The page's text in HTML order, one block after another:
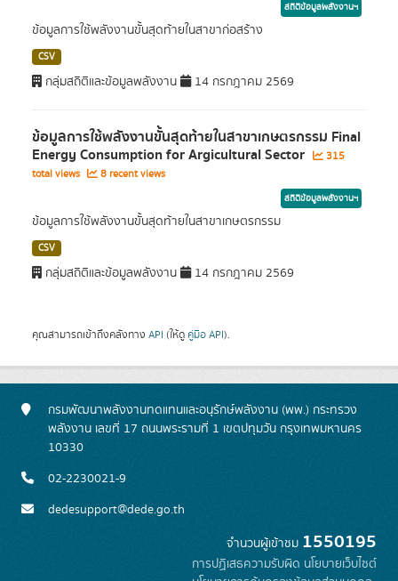
สถิติข้อมูลพลังงานฯ
ข้อมูลการใช้พลังงานขั้นสุดท้ายในสาขาก่อสร้าง
CSV
กลุ่มสถิติและข้อมูลพลังงาน 14 กรกฎาคม 2569
ข้อมูลการใช้พลังงานขั้นสุดท้ายในสาขาเกษตรกรรม Final
Energy Consumption for Argicultural Sector
315
total views
8 recent views
สถิติข้อมูลพลังงานฯ
ข้อมูลการใช้พลังงานขั้นสุดท้ายในสาขาเกษตรกรรม
CSV
กลุ่มสถิติและข้อมูลพลังงาน 14 กรกฎาคม 2569
คุณสามารถเข้าถึงคลังทาง API (ให้ดู คู่มือ API).
กรมพัฒนาพลังงานทดแทนและอนุรักษ์พลังงาน (พพ.) กระทรวง
พลังงาน เลขที่ 17 ถนนพระรามที่ 1 เขตปทุมวัน กรุงเทพมหานคร
10330
02-2230021-9
dedesupport@dede.go.th
จำนวนผู้เข้าชม 1550195
การปฏิเสธความรับผิด นโยบายเว็บไซต์